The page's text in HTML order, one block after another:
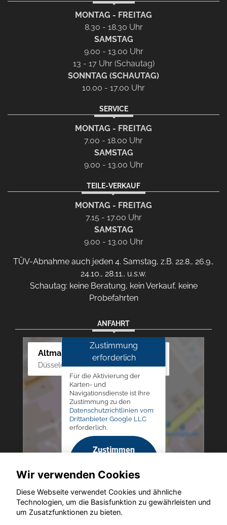
MONTAG - FREITAG
8.30 - 18.30 Uhr
SAMSTAG
9.00 - 13.00 Uhr
13 - 17 Uhr (Schautag)
SONNTAG (SCHAUTAG)
10.00 - 17.00 Uhr
SERVICE
MONTAG - FREITAG
7.00 - 18.00 Uhr
SAMSTAG
9.00 - 13.00 Uhr
TEILE-VERKAUF
MONTAG - FREITAG
7.15 - 17.00 Uhr
SAMSTAG
9.00 - 13.00 Uhr
TÜV-Abnahme auch jeden 4. Samstag, z.B. 22.8., 26.9.,
24.10., 28.11.. u.s.w.
Schautag: keine Beratung, kein Verkauf, keine
Probefahrten
ANFAHRT
Altmann Autoland
Düsseldorfer Str. 69 - 79, 42781 Haan
Zustimmung
erforderlich
Für die Aktivierung der
Karten- und
Navigationsdienste ist Ihre
Zustimmung zu den
Datenschutzrichtlinien vom
Drittanbieter Google LLC
erforderlich.
Zustimmen
aktivieren
Wir verwenden Cookies
Diese Webseite verwendet Cookies und ähnliche
Technologien, um die Basisfunktion zu gewährleisten und
um Zusatzfunktionen zu bieten.